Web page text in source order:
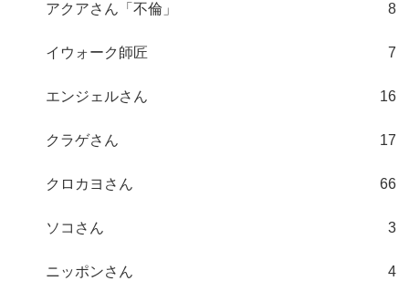
アクアさん「不倫」 8
イウォーク師匠 7
エンジェルさん 16
クラゲさん 17
クロカヨさん 66
ソコさん 3
ニッポンさん 4